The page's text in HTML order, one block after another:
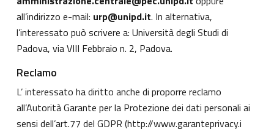
all’indirizzo e-mail: urp@unipd.it. In alternativa,
l’interessato può scrivere a: Università degli Studi di
Padova, via VIII Febbraio n. 2, Padova.
Reclamo
L’ interessato ha diritto anche di proporre reclamo
all’Autorità Garante per la Protezione dei dati personali ai
sensi dell’art.77 del GDPR (http://www.garanteprivacy.i